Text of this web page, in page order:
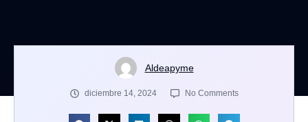
Aldeapyme
diciembre 14, 2024 No Comments